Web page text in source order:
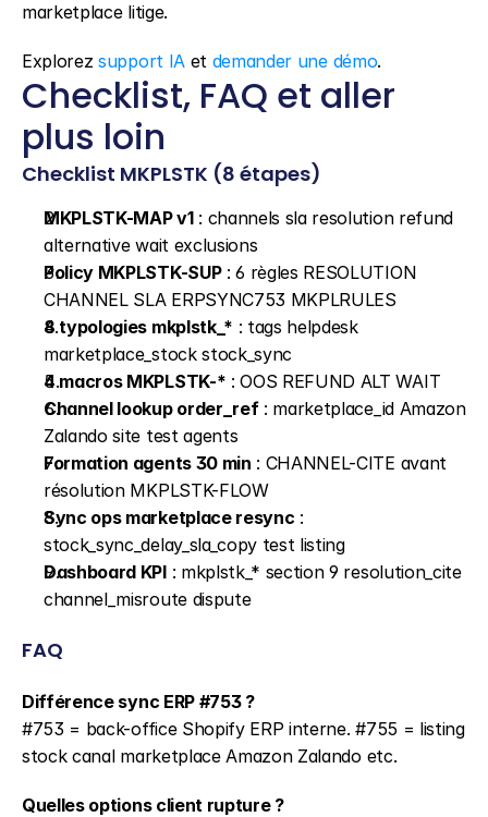
marketplace litige.
Explorez support IA et demander une démo.
Checklist, FAQ et aller
plus loin
Checklist MKPLSTK (8 étapes)
MKPLSTK-MAP v1 : channels sla resolution refund
alternative wait exclusions
Policy MKPLSTK-SUP : 6 règles RESOLUTION
CHANNEL SLA ERPSYNC753 MKPLRULES
8 typologies mkplstk_* : tags helpdesk
marketplace_stock stock_sync
4 macros MKPLSTK-* : OOS REFUND ALT WAIT
Channel lookup order_ref : marketplace_id Amazon
Zalando site test agents
Formation agents 30 min : CHANNEL-CITE avant
résolution MKPLSTK-FLOW
Sync ops marketplace resync :
stock_sync_delay_sla_copy test listing
Dashboard KPI : mkplstk_* section 9 resolution_cite
channel_misroute dispute
FAQ
Différence sync ERP #753 ?
#753 = back-office Shopify ERP interne. #755 = listing
stock canal marketplace Amazon Zalando etc.
Quelles options client rupture ?